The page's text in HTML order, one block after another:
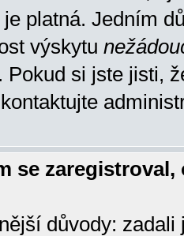
platná. Jedním
výskytu
Pokud si jste jisti,
se
důvody: